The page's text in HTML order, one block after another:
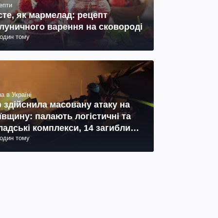
як мармелад: рецепт
варення на сковороді
тому
в Україні
масовану атаку на
палають логістичні та
комплекси, 14 загиблих,
(фото, відео)
тому